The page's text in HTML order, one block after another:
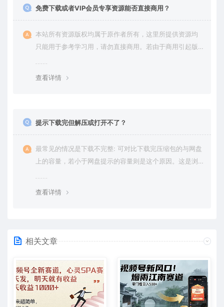
免费下载或者VIP会员专享资源能否直接商用？
本站所有资源版权均属于原作者所有，这里所提供资源均
只能用于参考学习用，请勿直接商用。若由于商用引起版
查看详情
提示下载完但解压或打开不了？
最常见的情况是下载不完整: 可对比下载完压缩包的与网盘
上的容量，若小于网盘提示的容量则是这个原因。这是浏
查看详情
相关文章